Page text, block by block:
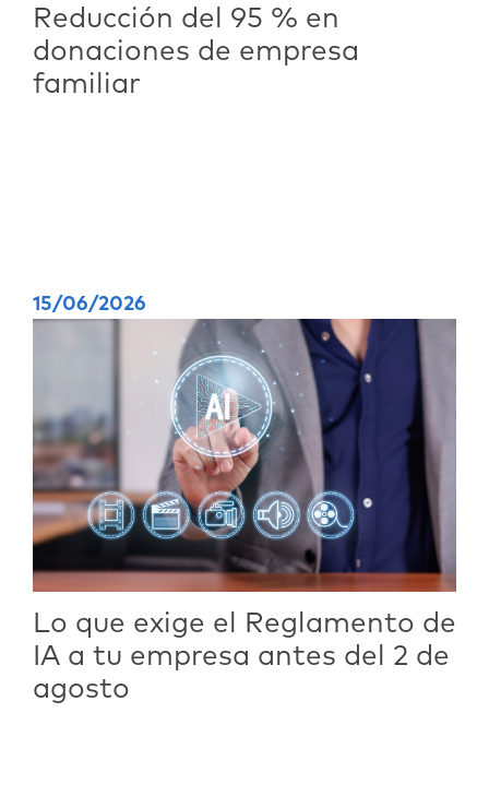
Reducción del 95 % en
donaciones de empresa
familiar
15/06/2026
Lo que exige el Reglamento de
IA a tu empresa antes del 2 de
agosto